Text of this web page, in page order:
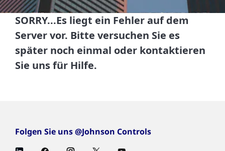
SORRY...Es liegt ein Fehler auf dem
Server vor. Bitte versuchen Sie es
später noch einmal oder kontaktieren
Sie uns für Hilfe.
Folgen Sie uns @Johnson Controls